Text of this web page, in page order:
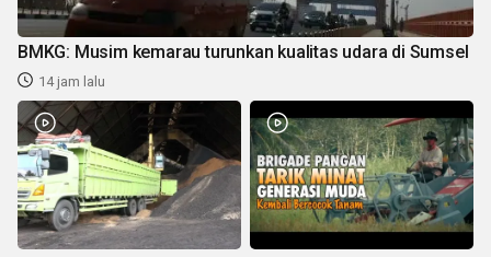
BMKG: Musim kemarau turunkan kualitas udara di Sumsel
14 jam lalu